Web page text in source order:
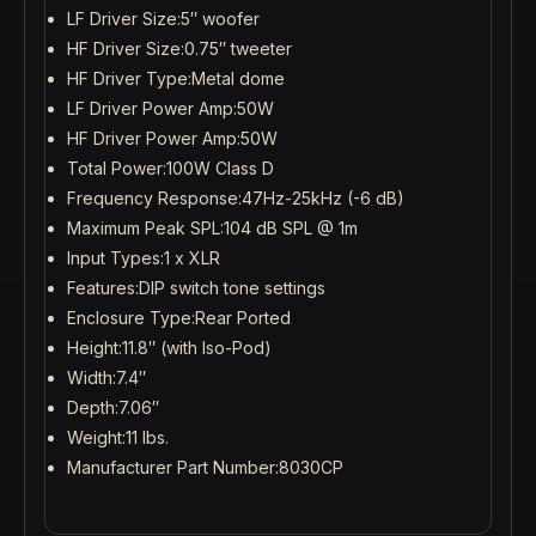
LF Driver Size:5″ woofer
HF Driver Size:0.75″ tweeter
HF Driver Type:Metal dome
LF Driver Power Amp:50W
HF Driver Power Amp:50W
Total Power:100W Class D
Frequency Response:47Hz-25kHz (-6 dB)
Maximum Peak SPL:104 dB SPL @ 1m
Input Types:1 x XLR
Features:DIP switch tone settings
Enclosure Type:Rear Ported
Height:11.8″ (with Iso-Pod)
Width:7.4″
Depth:7.06″
Weight:11 lbs.
Manufacturer Part Number:8030CP